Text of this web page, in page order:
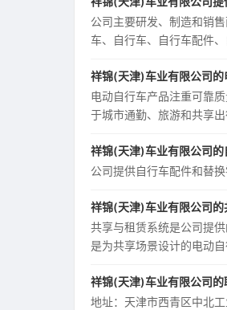
公司主要研发、制造和销
车、自行车、自行车配件
祥锦(天津)车业有限公司的
电动自行车产品注重可靠
于城市通勤、旅游和共享出
祥锦(天津)车业有限公司的
公司提供自行车配件和替
祥锦(天津)车业有限公司的
共享与租赁系统是公司提
是为共享场景设计的电动自
祥锦(天津)车业有限公司的
地址：天津市西青区中北